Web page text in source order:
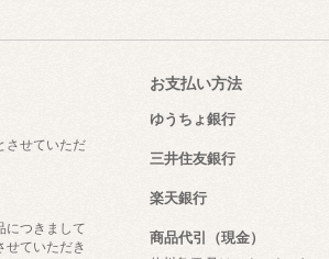
させていただ
につきまして
せていただき
お支払い方法
ゆうちょ銀行
三井住友銀行
楽天銀行
商品代引（現金）